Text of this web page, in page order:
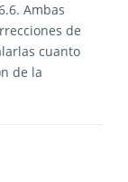
Ambas
de
cuanto
de la